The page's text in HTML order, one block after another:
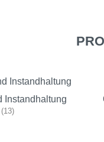
Instandhaltung
(13)